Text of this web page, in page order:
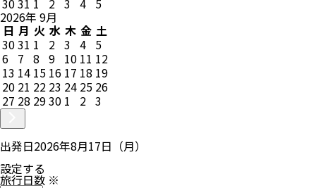
3031 1 2 3 4 5
2026年 9月
日 月 火 水 木 金 土
3031 1 2 3 4 5
6 7 8 9 10 11 12
13 14 15 16 17 18 19
20 21 22 23 24 25 26
27 28 2930 1 2 3
出発日2026年8月17日（月）
設定する
旅行日数 ※